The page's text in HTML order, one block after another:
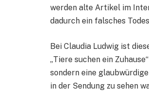
werden alte Artikel im
dadurch ein falsches
Bei Claudia Ludwig ist
„Tiere suchen ein
sondern eine
in der Sendung zu sehen